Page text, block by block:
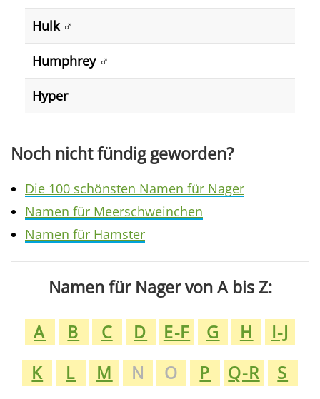
Hulk ♂️
Humphrey ♂️
Hyper
Noch nicht fündig geworden?
Die 100 schönsten Namen für Nager
Namen für Meerschweinchen
Namen für Hamster
Namen für Nager von A bis Z:
A
B C D E-F G H
I-J
K
L M N O P Q-R
S